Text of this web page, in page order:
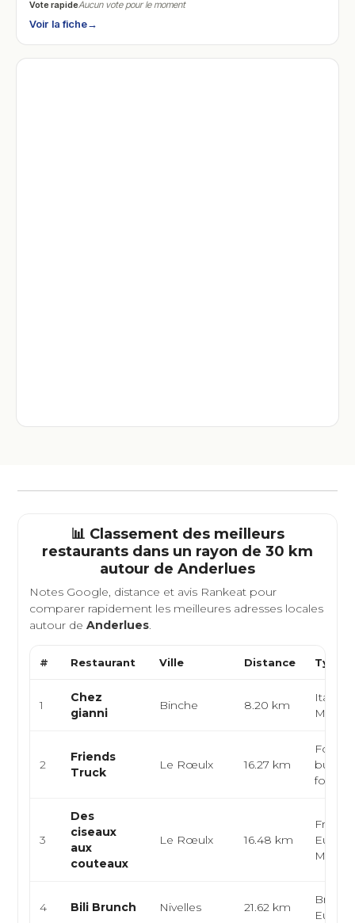
Vote rapideAucun vote pour le moment
Voir la fiche→
📊 Classement des meilleurs
restaurants dans un rayon de 30 km
autour de Anderlues
Notes Google, distance et avis Rankeat pour
comparer rapidement les meilleures adresses locales
autour deAnderlues.
# Restaurant Ville Distance Type
1
Chez
gianni
Binche 8.20 km
2
Friends
Truck
Le Rœulx 16.27 km
Food
food
3
Des
ciseaux
aux
couteaux
Le Rœulx 16.48 km
4 Bili Brunch Nivelles 21.62 km